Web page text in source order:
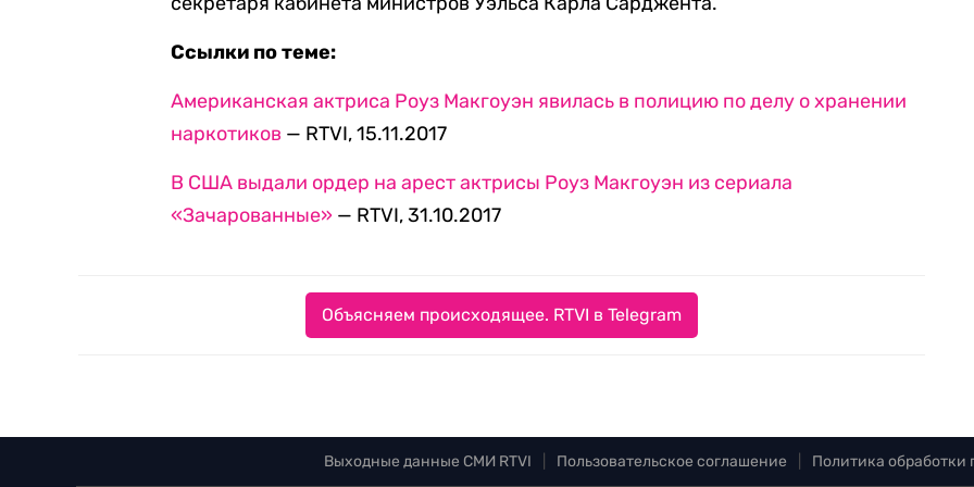
Ссылки по теме:
Американская актриса Роуз Макгоуэн явилась в полицию по делу о хранении
наркотиков — RTVI, 15.11.2017
В США выдали ордер на арест актрисы Роуз Макгоуэн из сериала
«Зачарованные» — RTVI, 31.10.2017
Объясняем происходящее. RTVI в Telegram
Выходные данные СМИ RTVI Пользовательское соглашение Политика